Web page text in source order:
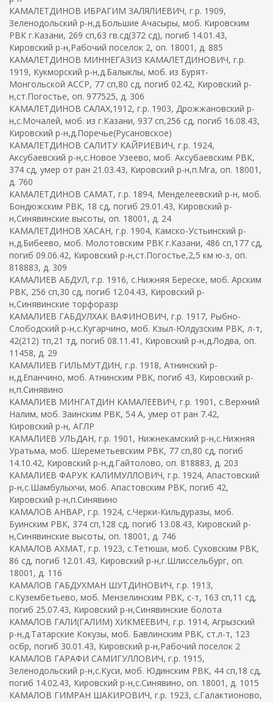
КАМАЛЕТДИНОВ ИБРАГИМ ЗАЛЯЛИЕВИЧ, г.р. 1909,
Зеленодольский р-н,д.Большие Ачасыры, моб. Кировским
РВК г.Казани, 269 сп,63 гв.сд(372 сд), погиб 14.01.43,
Кировский р-н,Рабочий поселок 2, оп. 18001, д. 885
КАМАЛЕТДИНОВ МИННЕГАЗИЗ КАМАЛЕТДИНОВИЧ, г.р.
1919, Кукморский р-н,д.Балыклы, моб. из Бурят-
Монгольской АССР, 77 сп,80 сд, погиб 02.42, Кировский р-
н,ст.Погостье, оп. 977525, д. 306
КАМАЛЕТДИНОВ САЛАХ,1912, г.р. 1903, Дрожжановский р-
н,с.Мочалей, моб. из г.Казани, 937 сп,256 сд, погиб 16.08.43,
Кировский р-н,д.Поречье(Русановское)
КАМАЛЕТДИНОВ САЛИТУ КАЙРИЕВИЧ, г.р. 1924,
Аксубаевский р-н,с.Новое Узеево, моб. Аксубаевским РВК,
374 сд, умер от ран 21.03.43, Кировский р-н,п.Мга, оп. 18001,
д. 760
КАМАЛЕТДИНОВ САМАТ, г.р. 1894, Менделеевский р-н, моб.
Бондюжским РВК, 18 сд, погиб 29.01.43, Кировский р-
н,Синявинские высоты, оп. 18001, д. 24
КАМАЛЕТДИНОВ ХАСАН, г.р. 1904, Камско-Устьинский р-
н,д.Бибеево, моб. Молотовским РВК г.Казани, 486 сп,177 сд,
погиб 09.06.42, Кировский р-н,ст.Погостье,2,5 км ю-з, оп.
818883, д. 309
КАМАЛИЕВ АБДУЛ, г.р. 1916, с.Нижняя Береске, моб. Арским
РВК, 256 сп,30 сд, погиб 12.04.43, Кировский р-
н,Синявинские торфоразр
КАМАЛИЕВ ГАБДУЛХАК ВАФИНОВИЧ, г.р. 1917, Рыбно-
Слободский р-н,с.Кугарчино, моб. Кзыл-Юлдузским РВК, л-т,
42(212) тп,21 тд, погиб 08.11.41, Кировский р-н,д.Лодва, оп.
11458, д. 29
КАМАЛИЕВ ГИЛЬМУТДИН, г.р. 1918, Атнинский р-
н,д.Епанчино, моб. Атнинским РВК, погиб 43, Кировский р-
н,п.Синявино
КАМАЛИЕВ МИНГАТДИН КАМАЛЕЕВИЧ, г.р. 1901, с.Верхний
Налим, моб. Заинским РВК, 54 А, умер от ран 7.42,
Кировский р-н, АГЛР
КАМАЛИЕВ УЛЬДАН, г.р. 1901, Нижнекамский р-н,с.Нижняя
Уратьма, моб. Шереметьевским РВК, 77 сп,80 сд, погиб
14.10.42, Кировский р-н,д.Гайтолово, оп. 818883, д. 203
КАМАЛИЕВ ФАРУК КАЛИМУЛЛОВИЧ, г.р. 1924, Апастовский
р-н,с.Шамбулыхчи, моб. Апастовским РВК, погиб 42,
Кировский р-н,п.Синявино
КАМАЛОВ АНВАР, г.р. 1924, с.Черки-Кильдуразы, моб.
Буинским РВК, 374 сп,128 сд, погиб 13.08.43, Кировский р-
н,Синявинские высоты, оп. 18001, д. 746
КАМАЛОВ АХМАТ, г.р. 1923, с.Тетюши, моб. Суховским РВК,
86 сд, погиб 12.01.43, Кировский р-н,г.Шлиссельбург, оп.
18001, д. 116
КАМАЛОВ ГАБДУХМАН ШУТДИНОВИЧ, г.р. 1913,
с.Кузембетьево, моб. Мензелинским РВК, с-т, 163 сп,11 сд,
погиб 25.07.43, Кировский р-н,Синявинские болота
КАМАЛОВ ГАЛИ(ГАЛИМ) ХИКМЕЕВИЧ, г.р. 1914, Агрызский
р-н,д.Татарские Кокузы, моб. Бавлинским РВК, ст.л-т, 123
осбр, погиб 30.01.43, Кировский р-н,Рабочий поселок 2
КАМАЛОВ ГАРАФИ САМИГУЛЛОВИЧ, г.р. 1915,
Зеленодольский р-н,с.Куси, моб. Юдинским РВК, 44 сп,18 сд,
погиб 14.02.43, Кировский р-н,с.Синявино, оп. 18001, д. 1015
КАМАЛОВ ГИМРАН ШАКИРОВИЧ, г.р. 1923, с.Галактионово,